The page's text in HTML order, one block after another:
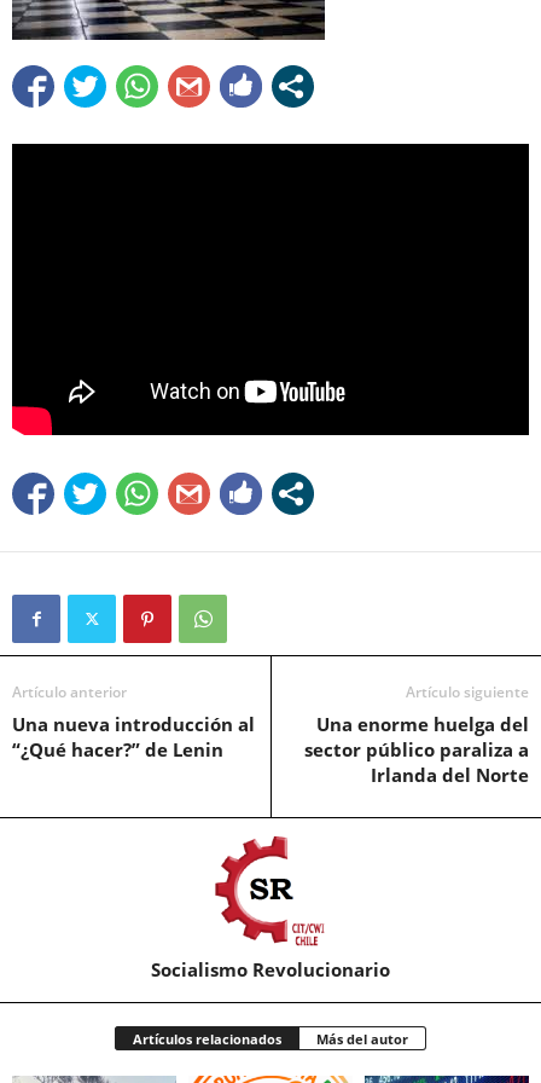
Artículo anterior
Una nueva introducción al
“¿Qué hacer?” de Lenin
Artículo siguiente
Una enorme huelga del
sector público paraliza a
Irlanda del Norte
Socialismo Revolucionario
Artículos relacionados Más del autor